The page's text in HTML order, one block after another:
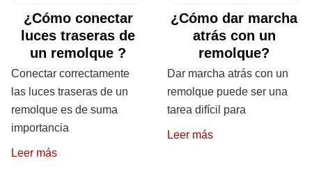
¿Cómo conectar
luces traseras de
un remolque ?
Conectar correctamente
las luces traseras de un
remolque es de suma
importancia
Leer más
¿Cómo dar marcha
atrás con un
remolque?
Dar marcha atrás con un
remolque puede ser una
tarea difícil para
Leer más